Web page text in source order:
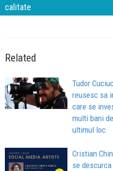
calitate
Related
Tudor
reusesc sa
care se
multi bani
ultimul loc
Cristian
se